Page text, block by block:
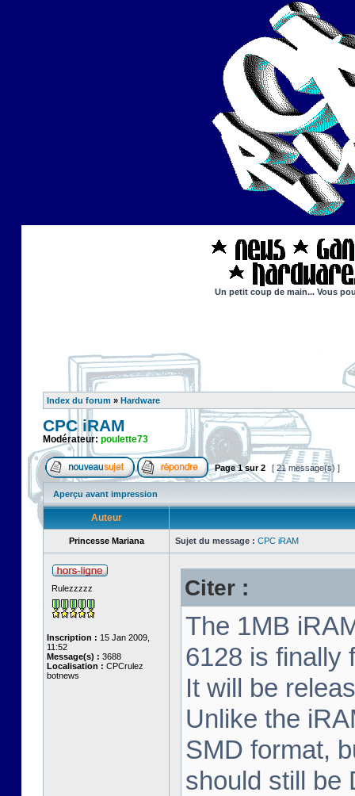
Un petit coup de main... Vous
Index du forum » Hardware
CPC iRAM
Modérateur: poulette73
Page1sur2 [ 21 message(s) ]
Aperçu avant impression
Auteur
Princesse Mariana Sujet du message : CPC iRAM
Rulezzzzz
Inscription : 15 Jan 2009,
11:52
Message(s) : 3688
Localisation : CPCrulez
botnews
Citer :
The 1MB
6128 is finally
It will be
Unlike the
SMD format,
should still be